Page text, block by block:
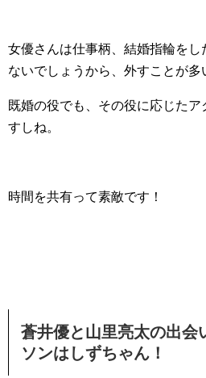
女優さんは仕事柄、結婚指輪をし
ないでしょうから、外すことが多
既婚の役でも、その役に応じたア
すしね。
時間を共有って素敵です！
蒼井優と山里亮太の出会
ソンはしずちゃん！